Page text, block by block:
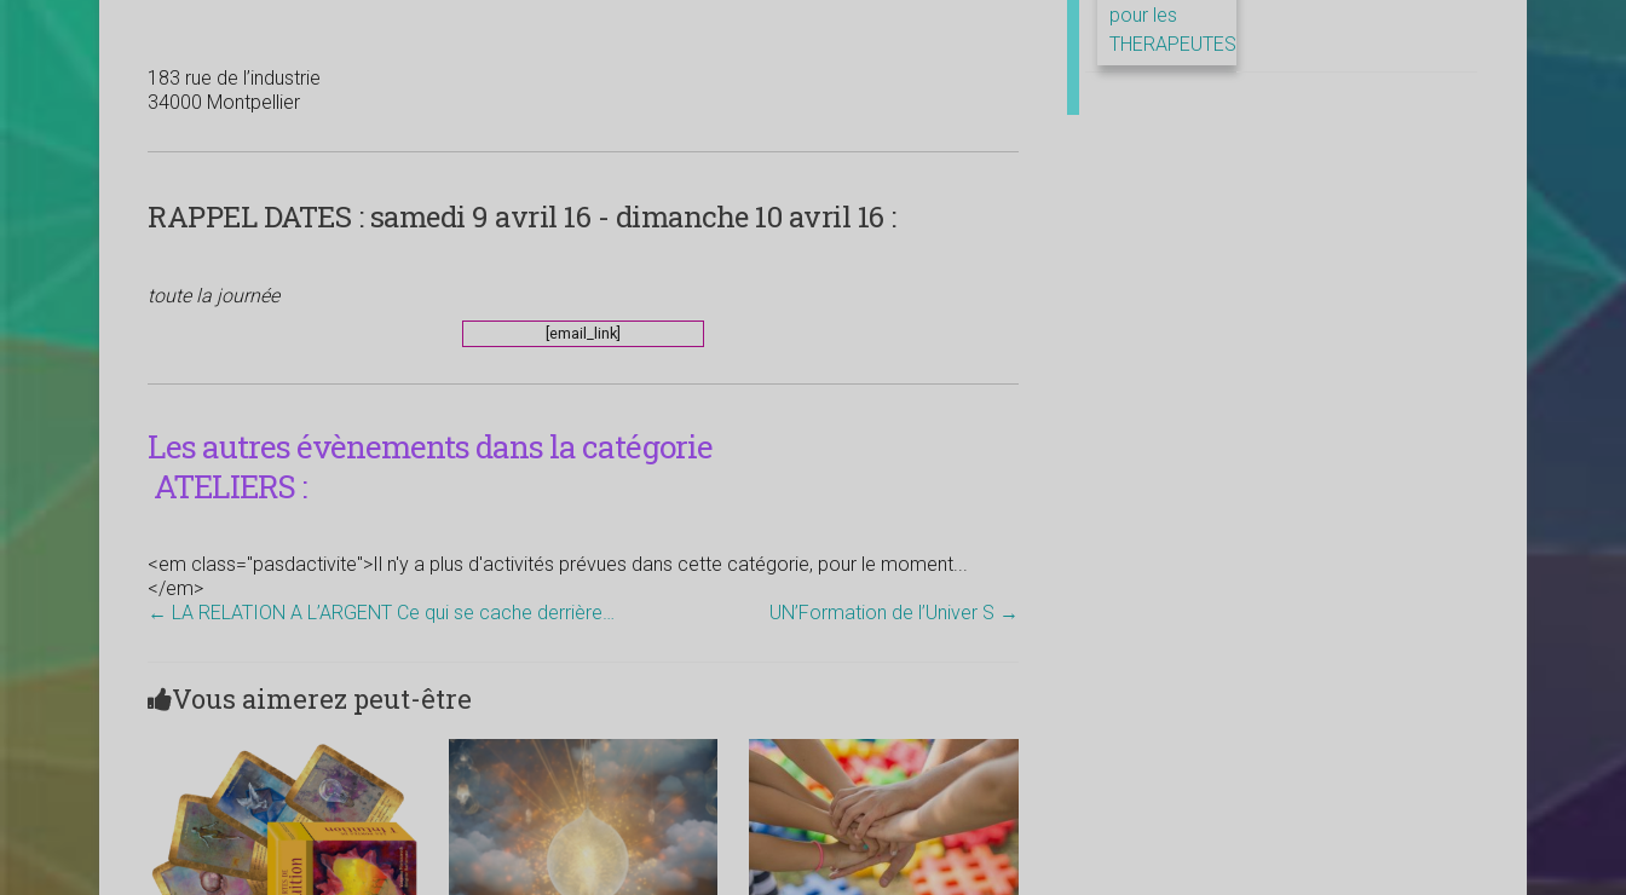
183 rue de l’industrie
34000 Montpellier
RAPPEL DATES :samedi 9 avril 16 - dimanche 10 avril 16 :
toute la journée
[email_link]
Les autres évènements dans la catégorie
ATELIERS :
<em class="pasdactivite">Il n'y a plus d'activités prévues dans cette catégorie, pour le moment...
</em>
← LA RELATION A L’ARGENT Ce qui se cache derrière… UN’Formation de l’Univer S →
Vous aimerez peut-être
pour les
THERAPEUTES